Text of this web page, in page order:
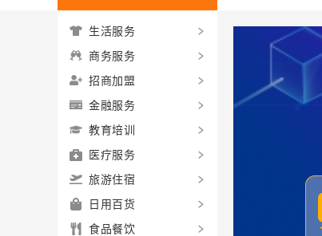
生活服务
商务服务
招商加盟
金融服务
教育培训
医疗服务
旅游住宿
日用百货
食品餐饮